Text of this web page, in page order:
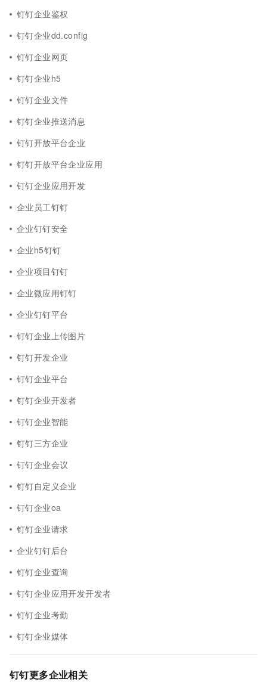
钉钉企业鉴权
钉钉企业dd.config
钉钉企业网页
钉钉企业h5
钉钉企业文件
钉钉企业推送消息
钉钉开放平台企业
钉钉开放平台企业应用
钉钉企业应用开发
企业员工钉钉
企业钉钉安全
企业h5钉钉
企业项目钉钉
企业微应用钉钉
企业钉钉平台
钉钉企业上传图片
钉钉开发企业
钉钉企业平台
钉钉企业开发者
钉钉企业智能
钉钉三方企业
钉钉企业会议
钉钉自定义企业
钉钉企业oa
钉钉企业请求
企业钉钉后台
钉钉企业查询
钉钉企业应用开发开发者
钉钉企业考勤
钉钉企业媒体
钉钉更多企业相关